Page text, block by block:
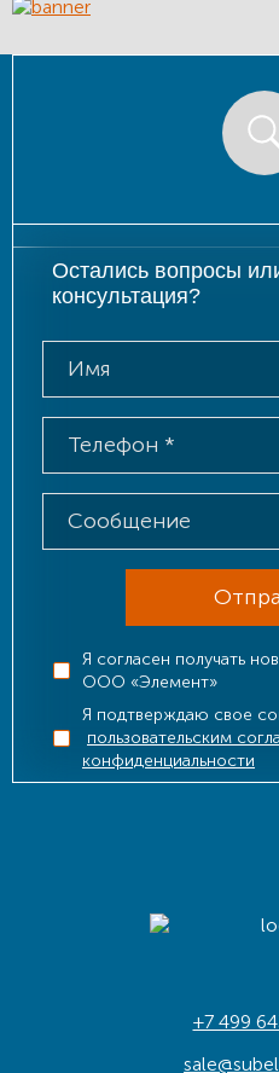
Остались вопросы
консультация?
Я согласен получать
ООО «Элемент»
Я подтверждаю свое
пользовательским
конфиденциальности
+7 499